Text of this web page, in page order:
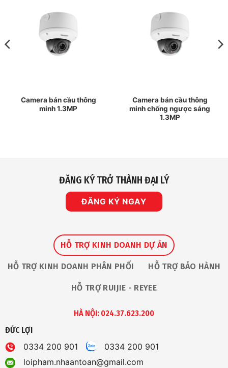
Camera bán cầu thông
minh 1.3MP
Camera bán cầu thông
minh chống ngược sáng
1.3MP
ĐĂNG KÝ TRỞ THÀNH ĐẠI LÝ
ĐĂNG KÝ NGAY
HỖ TRỢ KINH DOANH DỰ ÁN
HỖ TRỢ KINH DOANH PHÂN PHỐI HỖ TRỢ BẢO HÀNH
HỖ TRỢ RUIJIE - REYEE
HÀ NỘI: 024.37.623.200
ĐỨC LỢI
0334 200 901
0334 200 901
loipham.nhaantoan@gmail.com